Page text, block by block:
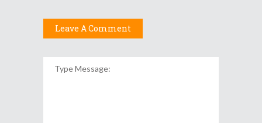
Leave A Comment